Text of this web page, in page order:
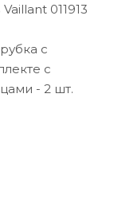
011913
с
с
- 2 шт.